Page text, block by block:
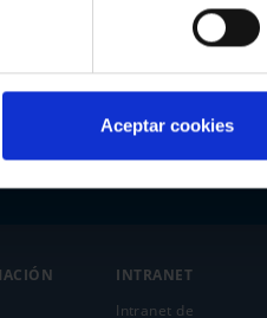
Aceptar cookies
INTRANET
Intranet de